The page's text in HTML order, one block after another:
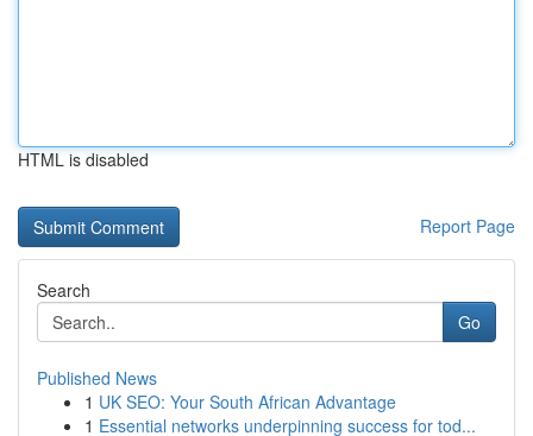
HTML is disabled
Report Page
Search
Go
Published News
1 UK SEO: Your South African Advantage
1 Essential networks underpinning success for tod...